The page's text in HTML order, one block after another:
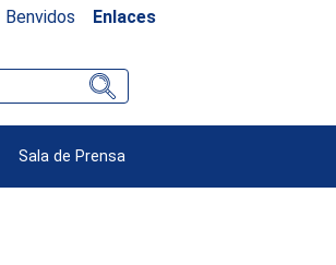
Benvidos Enlaces
Sala de Prensa